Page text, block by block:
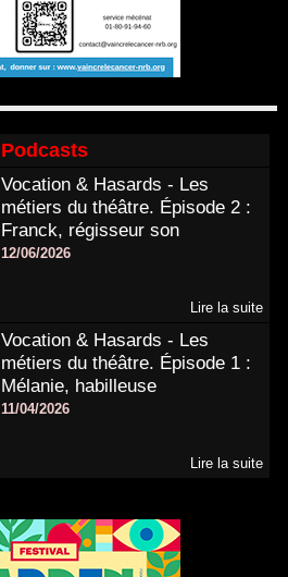
Podcasts
Vocation & Hasards - Les
métiers du théâtre. Épisode 2 :
Franck, régisseur son
12/06/2026
Lire la suite
Vocation & Hasards - Les
métiers du théâtre. Épisode 1 :
Mélanie, habilleuse
11/04/2026
Lire la suite